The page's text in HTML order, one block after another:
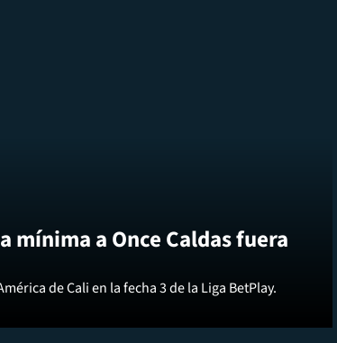
mínima a Once Caldas fuera
de Cali en la fecha 3 de la Liga BetPlay.